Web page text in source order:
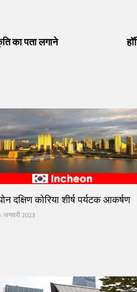
का पता लगाने
दक्षिण कोरिया शीर्ष पर्यटक आकर्षण
जनवरी 2023